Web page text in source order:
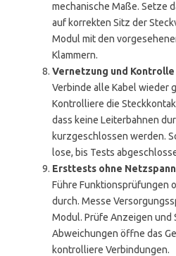
mechanische Maße. Setze
auf korrekten Sitz der
Modul mit den
Klammern.
Vernetzung und Kontrolle
Verbinde alle Kabel wieder
Kontrolliere die
dass keine Leiterbahnen
kurzgeschlossen werden.
lose, bis Tests
Ersttests ohne
Führe Funktionsprüfungen
durch. Messe
Modul. Prüfe Anzeigen und
Abweichungen öffne das
kontrolliere Verbindungen.